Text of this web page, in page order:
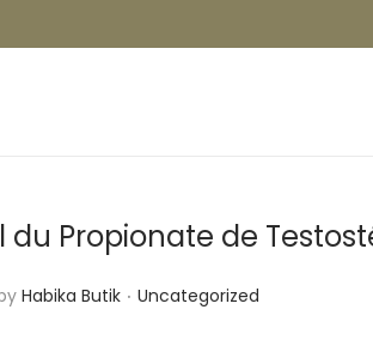
du Propionate de
Habika Butik . P
Uncategorized